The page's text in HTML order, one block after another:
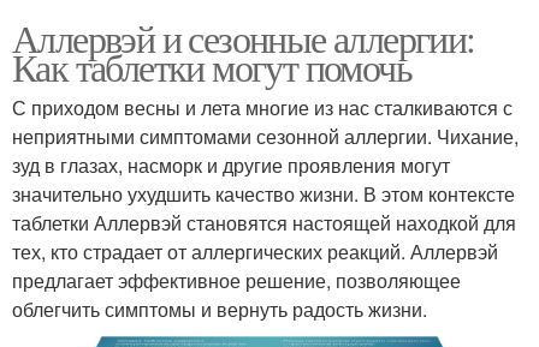
Аллервэй и сезонные аллергии:
Как таблетки могут помочь
С приходом весны и лета многие из нас сталкиваются с
неприятными симптомами сезонной аллергии. Чихание,
зуд в глазах, насморк и другие проявления могут
значительно ухудшить качество жизни. В этом контексте
таблетки Аллервэй становятся настоящей находкой для
тех, кто страдает от аллергических реакций. Аллервэй
предлагает эффективное решение, позволяющее
облегчить симптомы и вернуть радость жизни.